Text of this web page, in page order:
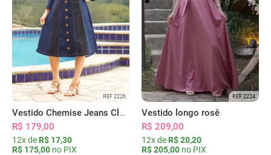
REF 2226
Vestido Chemise Jeans Clássica Serena
R$ 179,00
12x de R$ 17,30
R$ 175,00 no PIX
REF 2224
Vestido longo rosê
R$ 209,00
12x de R$ 20,20
R$ 205,00 no PIX